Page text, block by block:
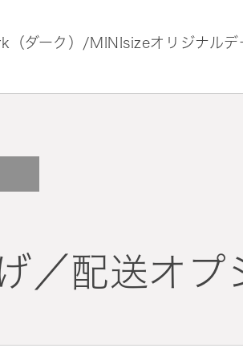
（ダーク）/MINIsizeオリジナルデ
／配送オプ